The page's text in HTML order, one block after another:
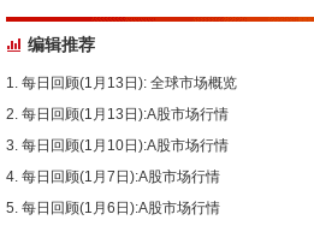
编辑推荐
每日回顾(1月13日): 全球市场概览
每日回顾(1月13日):A股市场行情
每日回顾(1月10日):A股市场行情
每日回顾(1月7日):A股市场行情
每日回顾(1月6日):A股市场行情